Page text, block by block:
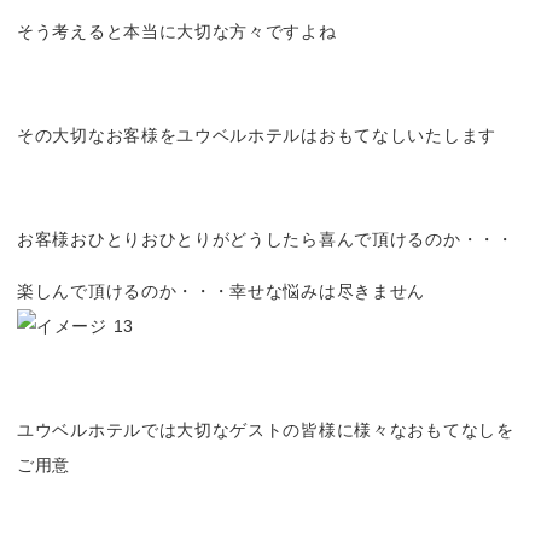
そう考えると本当に大切な方々ですよね
その大切なお客様をユウベルホテルはおもてなしいたします
お客様おひとりおひとりがどうしたら喜んで頂けるのか・・・
楽しんで頂けるのか・・・幸せな悩みは尽きません
ユウベルホテルでは大切なゲストの皆様に様々なおもてなしを
ご用意